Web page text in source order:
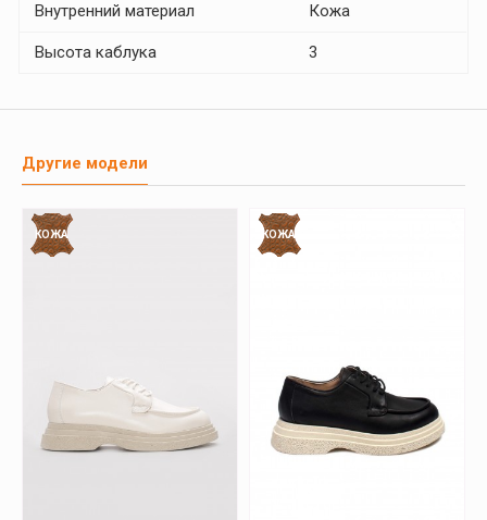
Внутренний материал Кожа
Высота каблука 3
Другие модели
КОЖА КОЖА